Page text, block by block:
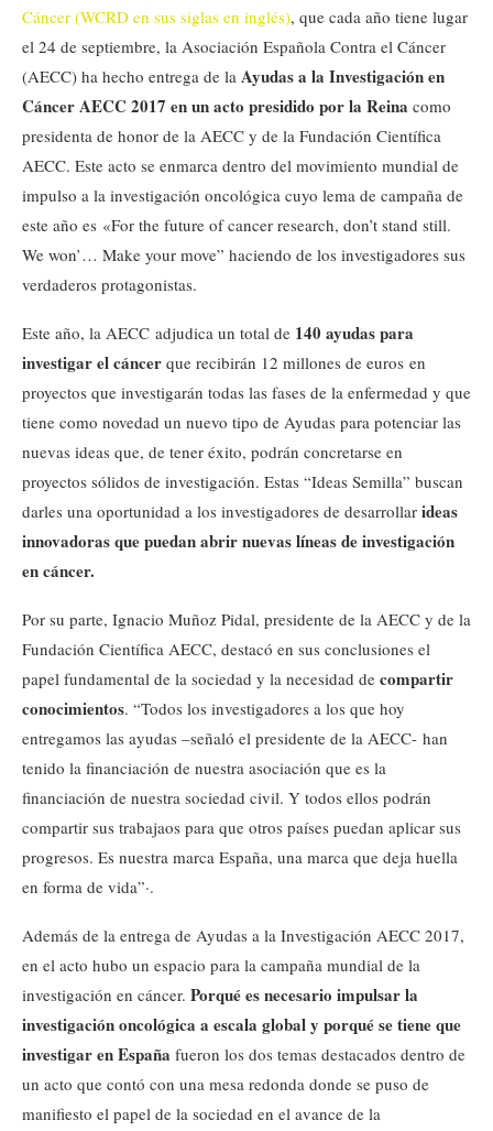
Cáncer (WCRD en sus siglas en inglés), que cada año tiene lugar
el 24 de septiembre, la Asociación Española Contra el Cáncer
(AECC) ha hecho entrega de la Ayudas a la Investigación en
Cáncer AECC 2017 en un acto presidido por la Reina como
presidenta de honor de la AECC y de la Fundación Científica
AECC. Este acto se enmarca dentro del movimiento mundial de
impulso a la investigación oncológica cuyo lema de campaña de
este año es «For the future of cancer research, don’t stand still.
We won’… Make your move” haciendo de los investigadores sus
verdaderos protagonistas.
Este año, la AECC adjudica un total de 140 ayudas para
investigar el cáncer que recibirán 12 millones de euros en
proyectos que investigarán todas las fases de la enfermedad y que
tiene como novedad un nuevo tipo de Ayudas para potenciar las
nuevas ideas que, de tener éxito, podrán concretarse en
proyectos sólidos de investigación. Estas “Ideas Semilla” buscan
darles una oportunidad a los investigadores de desarrollar ideas
innovadoras que puedan abrir nuevas líneas de investigación
en cáncer.
Por su parte, Ignacio Muñoz Pidal, presidente de la AECC y de la
Fundación Científica AECC, destacó en sus conclusiones el
papel fundamental de la sociedad y la necesidad de compartir
conocimientos. “Todos los investigadores a los que hoy
entregamos las ayudas –señaló el presidente de la AECC- han
tenido la financiación de nuestra asociación que es la
financiación de nuestra sociedad civil. Y todos ellos podrán
compartir sus trabajaos para que otros países puedan aplicar sus
progresos. Es nuestra marca España, una marca que deja huella
en forma de vida”·.
Además de la entrega de Ayudas a la Investigación AECC 2017,
en el acto hubo un espacio para la campaña mundial de la
investigación en cáncer. Porqué es necesario impulsar la
investigación oncológica a escala global y porqué se tiene que
investigar en España fueron los dos temas destacados dentro de
un acto que contó con una mesa redonda donde se puso de
manifiesto el papel de la sociedad en el avance de la